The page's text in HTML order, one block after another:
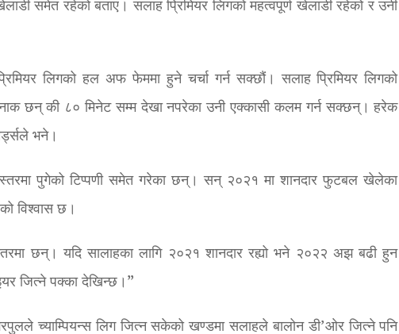
समेत रहेको बताए। सलाह प्रिमियर लिगको महत्वपूर्ण खेलाडी रहेको र उनी
लिगको हल अफ फेममा हुने चर्चा गर्न सक्छौं। सलाह प्रिमियर लिगको
छन् की ८० मिनेट सम्म देखा नपरेका उनी एक्कासी कलम गर्न सक्छन्। हरेक
भने।
स्तरमा पुगेको टिप्पणी समेत गरेका छन्। सन् २०२१ मा शानदार फुटबल खेलेका
विश्वास छ।
छन्। यदि सालाहका लागि २०२१ शानदार रह्यो भने २०२२ अझ बढी हुन
जित्ने पक्का देखिन्छ।”
च्याम्पियन्स लिग जित्न सकेको खण्डमा सलाहले बालोन डी’ओर जित्ने पनि